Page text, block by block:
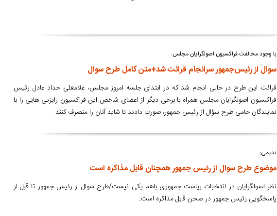
با وجود مخالفت فراکسیون اصولگرایان مجلس:
سوال از رئیس‌جمهور سرانجام قرائت شد+متن کامل طرح سوال
قرائت این طرح در حالی انجام شد که در ابتدای جلسه امروز مجلس، غلامعلی حداد عادل رئیس
فراکسیون اصولگرایان مجلس همراه با برخی دیگر از اعضای شاخص این فراکسیون رایزنی هایی را با
نمایندگان حامی طرح سؤال از رئیس جمهور، صورت دادند تا شاید آنان را منصرف کنند.
ندیمی:
موضوع طرح سوال از رئیس جمهور همچنان قابل مذاکره است
نظر اصولگرایان در انتخابات ریاست جمهوری باهم یكی نیست/طرح سوال از رئیس جمهور تا قبل از
پاسخگویی رئیس جمهور در صحن قابل مذاكره است.